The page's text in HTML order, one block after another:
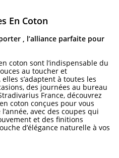
En Coton
, l’alliance parfaite pour
coton sont l’indispensable du
au toucher et
s’adaptent à toutes les
des journées au bureau
France, découvrez
coton conçues pour vous
avec des coupes qui
et des finitions
d’élégance naturelle à vos